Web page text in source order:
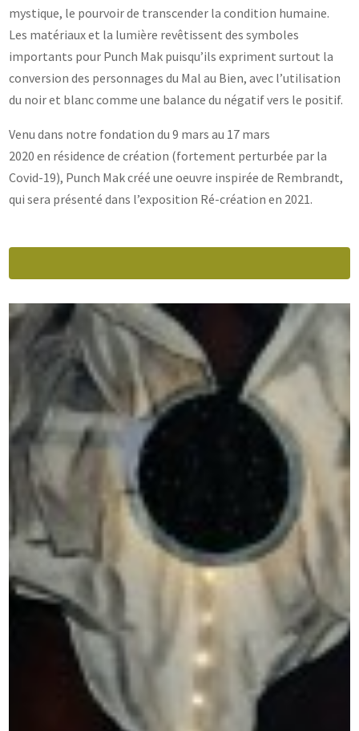
mystique, le pourvoir de transcender la condition humaine.
Les matériaux et la lumière revêtissent des symboles
importants pour Punch Mak puisqu’ils expriment surtout la
conversion des personnages du Mal au Bien, avec l’utilisation
du noir et blanc comme une balance du négatif vers le positif.
Venu dans notre fondation du 9 mars au 17 mars
2020 en résidence de création (fortement perturbée par la
Covid-19), Punch Mak créé une oeuvre inspirée de Rembrandt,
qui sera présenté dans l’exposition Ré-création en 2021.